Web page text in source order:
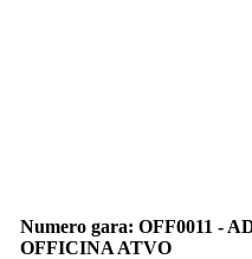
Numero gara: OFF0011 -
OFFICINA ATVO